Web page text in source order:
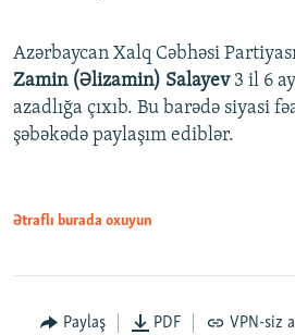
Azərbaycan Xalq Cəbhəsi
Zamin (Əlizamin) Salayev 3 il 6
azadlığa çıxıb. Bu barədə siyasi
şəbəkədə paylaşım ediblər.
Ətraflı burada oxuyun
Paylaş PDF VPN-siz